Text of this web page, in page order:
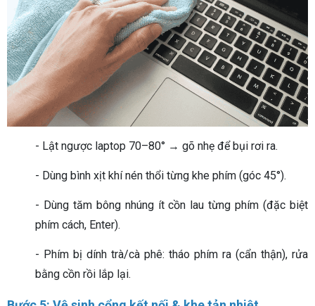
- Lật ngược laptop 70–80° → gõ nhẹ để bụi rơi ra.
- Dùng bình xịt khí nén thổi từng khe phím (góc 45°).
- Dùng tăm bông nhúng ít cồn lau từng phím (đặc biệt
phím cách, Enter).
- Phím bị dính trà/cà phê: tháo phím ra (cẩn thận), rửa
bằng cồn rồi lắp lại.